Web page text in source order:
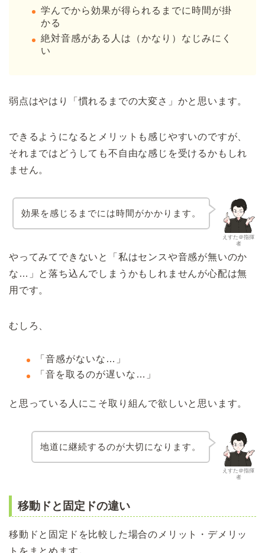
学んでから効果が得られるまでに時間が掛
かる
絶対音感がある人は（かなり）なじみにく
い
弱点はやはり「慣れるまでの大変さ」かと思います。
できるようになるとメリットも感じやすいのですが、
それまではどうしても不自由な感じを受けるかもしれ
ません。
えすた＠指揮
者
効果を感じるまでには時間がかかります。
やってみてできないと「私はセンスや音感が無いのか
な…」と落ち込んでしまうかもしれませんが心配は無
用です。
むしろ、
「音感がないな…」
「音を取るのが遅いな…」
と思っている人にこそ取り組んで欲しいと思います。
えすた＠指揮
者
地道に継続するのが大切になります。
移動ドと固定ドの違い
移動ドと固定ドを比較した場合のメリット・デメリッ